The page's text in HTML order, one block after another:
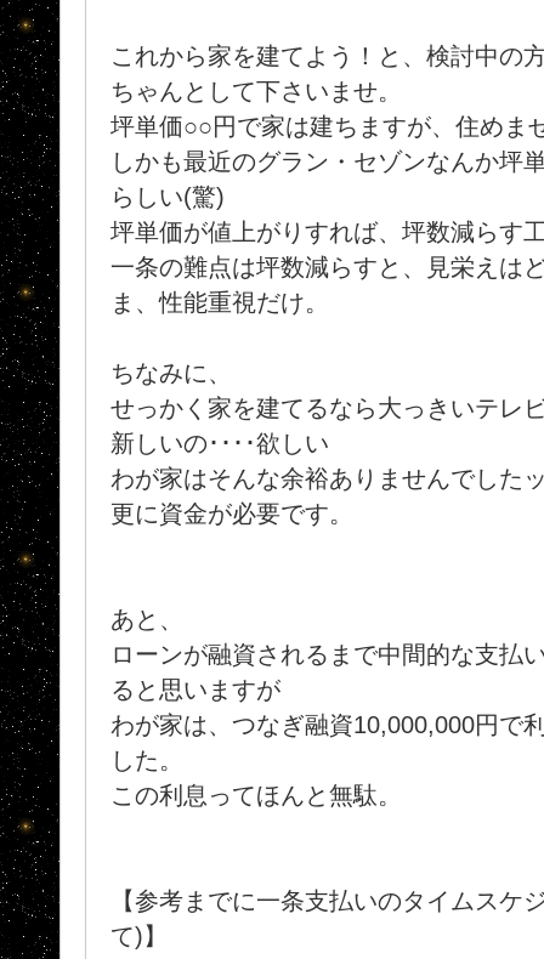
これから家を建てよう！と、検討中の
ちゃんとして下さいませ。
坪単価○○円で家は建ちますが、住めま
しかも最近のグラン・セゾンなんか坪
らしい(驚)
坪単価が値上がりすれば、坪数減らす
一条の難点は坪数減らすと、見栄え
ま、性能重視だけ。
ちなみに、
せっかく家を建てるなら大っきいテレ
新しいの････欲しい
わが家はそんな余裕ありませんでした
更に資金が必要です。
あと、
ローンが融資されるまで中間的な支払
ると思いますが
わが家は、つなぎ融資10,000,000円で
した。
この利息ってほんと無駄。
【参考までに一条支払いのタイムスケ
て)】